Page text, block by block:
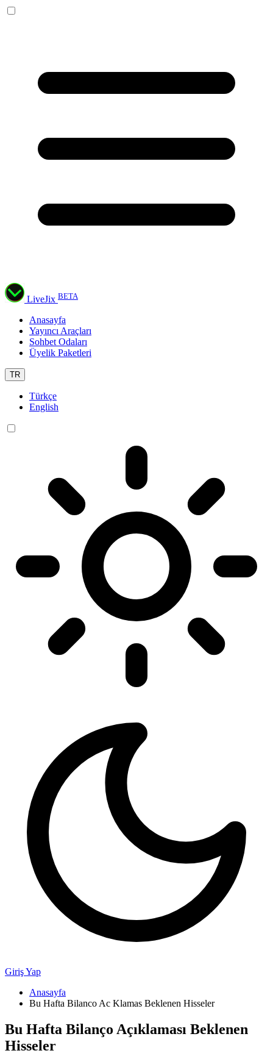
LiveJix BETA
Anasayfa
Yayıncı Araçları
Sohbet Odaları
Üyelik Paketleri
TR
Türkçe
English
Giriş Yap
Anasayfa
Bu Hafta Bilanco Ac Klamas Beklenen Hisseler
Bu Hafta Bilanço Açıklaması Beklenen
Hisseler